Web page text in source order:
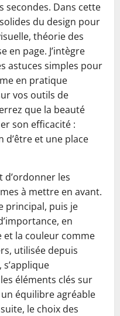
secondes. Dans cette
du design pour
théorie des
en page. J’intègre
astuces simples pour
en pratique
vos outils de
que la beauté
son efficacité :
d’être et une place
d’ordonner les
à mettre en avant.
principal, puis je
en
et la couleur comme
utilisée depuis
éléments clés sur
équilibre agréable
le choix des